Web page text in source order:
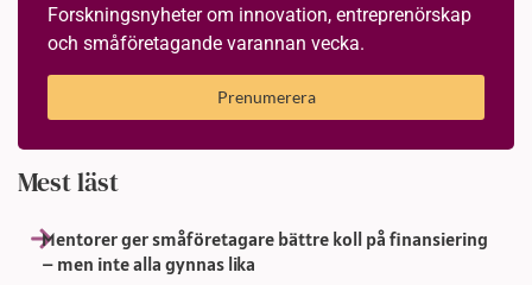
Forskningsnyheter om innovation, entreprenörskap
och småföretagande varannan vecka.
Prenumerera
Mest läst
Mentorer ger småföretagare bättre koll på finansiering
– men inte alla gynnas lika